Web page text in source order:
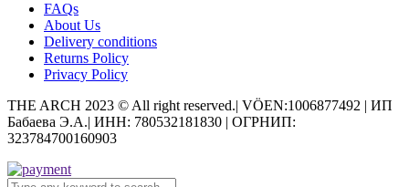
FAQs
About Us
Delivery conditions
Returns Policy
Privacy Policy
THE ARCH 2023 © All right reserved.| VÖEN:1006877492 | ИП
Бабаева Э.А.| ИНН: 780532181830 | ОГРНИП:
323784700160903